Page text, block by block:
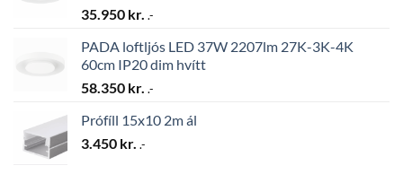
35.950 kr. .-
PADA loftljós LED 37W 2207lm 27K-3K-4K
60cm IP20 dim hvítt
58.350 kr. .-
Prófíll 15x10 2m ál
3.450 kr. .-